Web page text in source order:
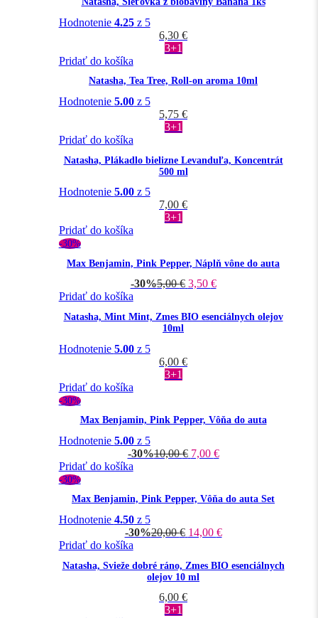
Hodnotenie 4.25z 5
6,30 €
3+1
Pridať do košíka
Natasha, Tea Tree, Roll-on aroma 10ml
Hodnotenie 5.00z 5
5,75 €
3+1
Pridať do košíka
Natasha, Plákadlo bielizne Levanduľa, Koncentrát
500 ml
Hodnotenie 5.00z 5
7,00 €
3+1
Pridať do košíka
-30%
Max Benjamin, Pink Pepper, Náplň vône do auta
-30%5,00€ 3,50 €
Pridať do košíka
Natasha, Mint Mint, Zmes BIO esenciálnych olejov
10ml
Hodnotenie 5.00z 5
6,00 €
3+1
Pridať do košíka
-30%
Max Benjamin, Pink Pepper, Vôňa do auta
Hodnotenie 5.00z 5
-30%10,00€ 7,00 €
Pridať do košíka
-30%
Max Benjamin, Pink Pepper, Vôňa do auta Set
Hodnotenie 4.50z 5
-30%20,00€ 14,00 €
Pridať do košíka
Natasha, Svieže dobré ráno, Zmes BIO esenciálnych
olejov 10 ml
6,00 €
3+1